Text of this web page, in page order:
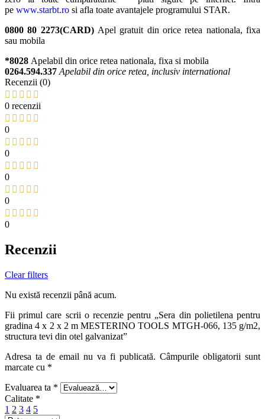
pe www.starbt.ro si afla toate avantajele programului STAR.
0800 80 2273(CARD)Apel gratuit din orice retea nationala, fixa
sau mobila
*8028 Apelabil din orice retea nationala, fixa si mobila
0264.594.337 Apelabil din orice retea, inclusiv international
Recenzii (0)
0 recenzii
0
0
0
0
0
Recenzii
Clear filters
Nu există recenzii până acum.
Fii primul care scrii o recenzie pentru „Sera din polietilena pentru
gradina 4 x 2 x 2 m MESTERINO TOOLS MTGH-066, 135 g/m2,
structura tevi din otel galvanizat”
Adresa ta de email nu va fi publicată. Câmpurile obligatorii sunt
marcate cu *
Evaluarea ta *
Calitate *
1 2 3 4 5